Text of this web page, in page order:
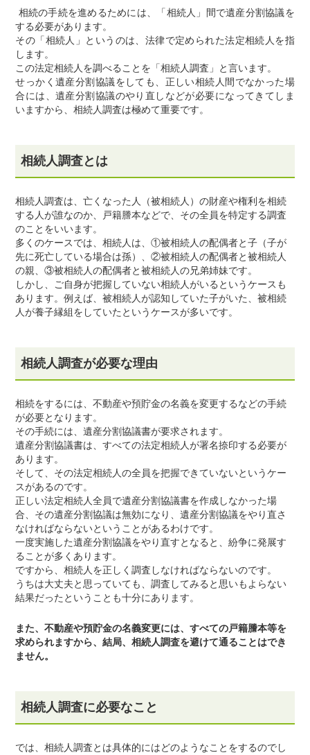
相続の手続を進めるためには、「相続人」間で遺産分割協議を
する必要があります。
その「相続人」というのは、法律で定められた法定相続人を指
します。
この法定相続人を調べることを「相続人調査」と言います。
せっかく遺産分割協議をしても、正しい相続人間でなかった場
合には、遺産分割協議のやり直しなどが必要になってきてしま
いますから、相続人調査は極めて重要です。
相続人調査とは
相続人調査は、亡くなった人（被相続人）の財産や権利を相続
する人が誰なのか、戸籍謄本などで、その全員を特定する調査
のことをいいます。
多くのケースでは、相続人は、①被相続人の配偶者と子（子が
先に死亡している場合は孫）、②被相続人の配偶者と被相続人
の親、③被相続人の配偶者と被相続人の兄弟姉妹です。
しかし、ご自身が把握していない相続人がいるというケースも
あります。例えば、被相続人が認知していた子がいた、被相続
人が養子縁組をしていたというケースが多いです。
相続人調査が必要な理由
相続をするには、不動産や預貯金の名義を変更するなどの手続
が必要となります。
その手続には、遺産分割協議書が要求されます。
遺産分割協議書は、すべての法定相続人が署名捺印する必要が
あります。
そして、その法定相続人の全員を把握できていないというケー
スがあるのです。
正しい法定相続人全員で遺産分割協議書を作成しなかった場
合、その遺産分割協議は無効になり、遺産分割協議をやり直さ
なければならないということがあるわけです。
一度実施した遺産分割協議をやり直すとなると、紛争に発展す
ることが多くあります。
ですから、相続人を正しく調査しなければならないのです。
うちは大丈夫と思っていても、調査してみると思いもよらない
結果だったということも十分にあります。
また、不動産や預貯金の名義変更には、すべての戸籍謄本等を
求められますから、結局、相続人調査を避けて通ることはでき
ません。
相続人調査に必要なこと
では、相続人調査とは具体的にはどのようなことをするのでし